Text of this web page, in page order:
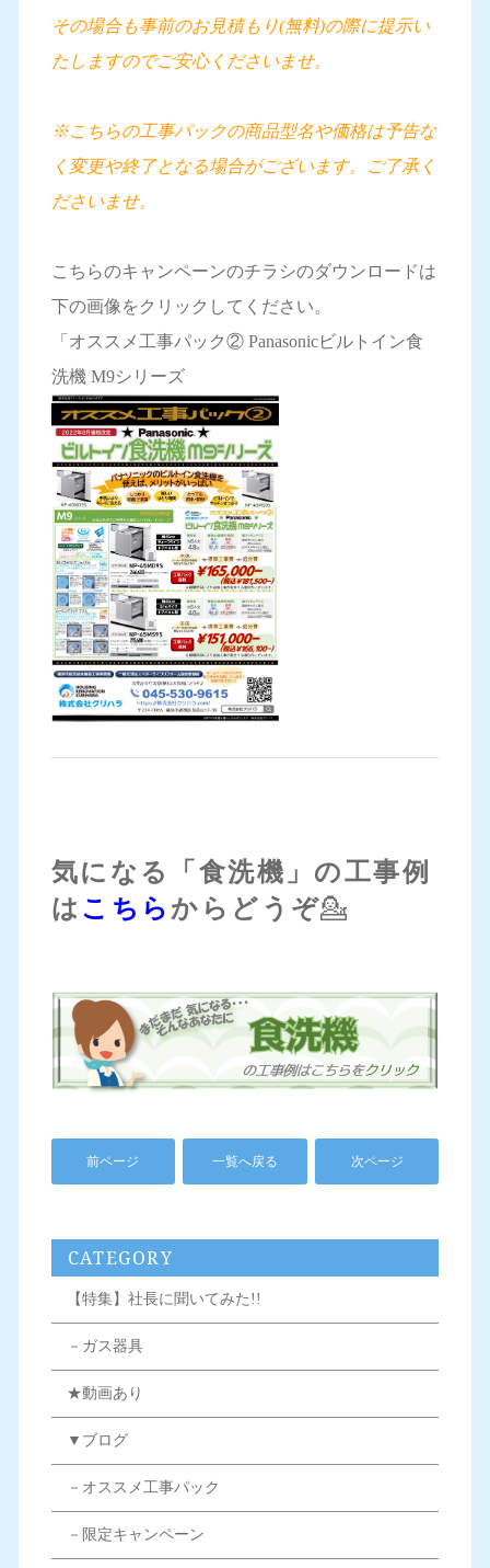
その場合も事前のお見積もり(無料)の際に提示い
たしますのでご安心くださいませ。
※こちらの工事パックの商品型名や価格は予告な
く変更や終了となる場合がございます。ご了承く
ださいませ。
こちらのキャンペーンのチラシのダウンロードは
下の画像をクリックしてください。
「オススメ工事パック② Panasonicビルトイン食
洗機 M9シリーズ
気になる「食洗機」の工事例
は こちら からどうぞ💁
前ページ 一覧へ戻る 次ページ
CATEGORY
【特集】社長に聞いてみた!!
－ガス器具
★動画あり
▼ブログ
－オススメ工事パック
－限定キャンペーン